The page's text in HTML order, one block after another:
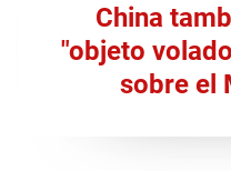
China
"objeto
sobre el